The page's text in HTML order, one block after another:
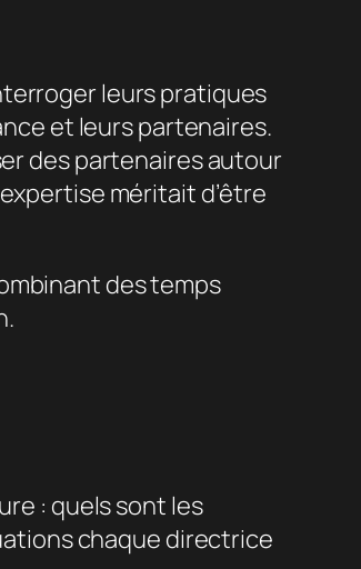
leurs pratiques
et leurs partenaires.
des partenaires autour
méritait d’être
des temps
: quels sont les
chaque directrice